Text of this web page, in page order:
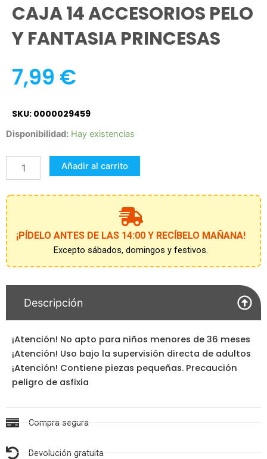
CAJA 14 ACCESORIOS PELO
Y FANTASIA PRINCESAS
7,99 €
SKU: 0000029459
Disponibilidad: Hay existencias
CAJA
ACCESORIOS
PELO
Y
PRINCESAS
cantidad
Añadir al carrito
¡PÍDELO ANTES DE LAS 14:00 Y RECÍBELO MAÑANA!
Excepto sábados, domingos y festivos.
Descripción
¡Atención! No apto para niños menores de 36 meses
¡Atención! Uso bajo la supervisión directa de adultos
¡Atención! Contiene piezas pequeñas. Precaución
peligro de asfixia
Compra segura
Devolución gratuita